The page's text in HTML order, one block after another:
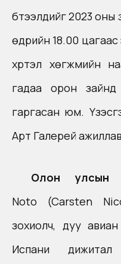
бүтээлүүдийг 2023
өдрийн 18.00
хүртэл хөгжмийн
гадаа орон зайнд
гаргасан юм.
Арт Галерей
Олон улсын
Noto (Carsten
зохиолч, дуу
Испани